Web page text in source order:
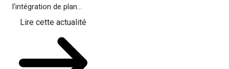
l'intégration de plan...
Lire cette actualité